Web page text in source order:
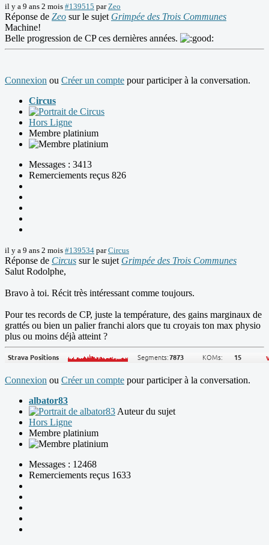
il y a 9 ans 2 mois #139515 parZeo
Réponse de Zeo sur le sujet Grimpée des Trois Communes
Machine!
Belle progression de CP ces dernières années.
Connexion ou Créer un compte pour participer à la conversation.
Circus
Hors Ligne
Membre platinium
Messages : 3413
Remerciements reçus 826
il y a 9 ans 2 mois #139534 parCircus
Réponse de Circus sur le sujet Grimpée des Trois Communes
Salut Rodolphe,
Bravo à toi. Récit très intéressant comme toujours.
Pour tes records de CP, juste la température, des gains marginaux de
grattés ou bien un palier franchi alors que tu croyais ton max physio
plus ou moins déjà atteint ?
Connexion ou Créer un compte pour participer à la conversation.
albator83
Auteur du sujet
Hors Ligne
Membre platinium
Messages : 12468
Remerciements reçus 1633